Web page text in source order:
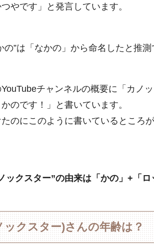
やです」と発言しています。
の”は「なかの」から命名したと推測
チャンネルの概要に「カノ
のです！」と書いています。
のにこのように書いているところ
ックスター”の由来は「かの」+「ロ
ックスター)さんの年齢は？